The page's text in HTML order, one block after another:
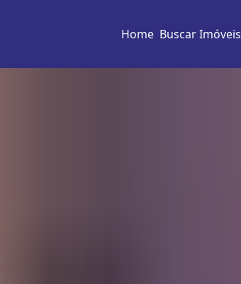
Home Buscar Imóveis